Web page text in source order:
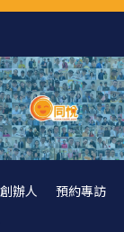
辦人 預約專訪